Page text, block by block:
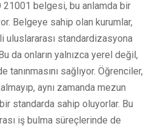
belgesi, bu anlamda bir
Belgeye sahip olan kurumlar,
uluslararası standardizasyona
da onların yalnızca yerel değil,
tanınmasını sağlıyor. Öğrenciler,
aynı zamanda mezun
standarda sahip oluyorlar. Bu
iş bulma süreçlerinde de